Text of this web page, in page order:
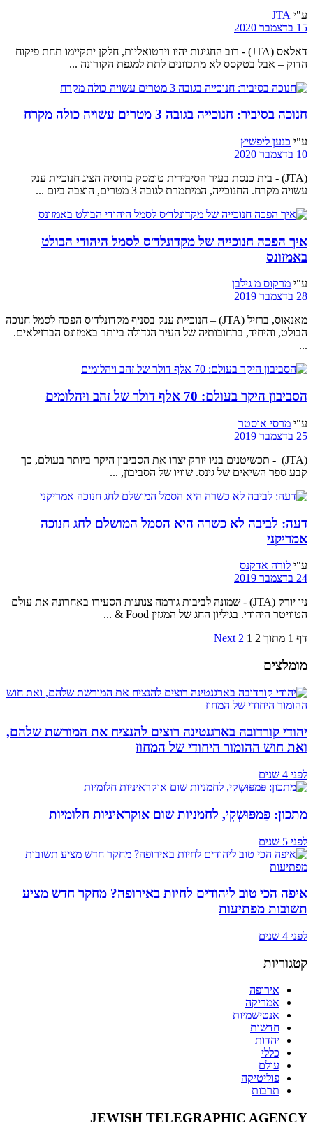
ע"י JTA
15 בדצמבר 2020
דאלאס (JTA) - רוב החגיגות יהיו וירטואליות, חלקן יתקיימו תחת פיקוח
הדוק – אבל בטקסס לא מתכוונים לתת למגפת הקורונה ...
חנוכה בסיביר: חנוכייה בגובה 3 מטרים עשויה כולה מקרח
ע"י כנען ליפשיץ
10 בדצמבר 2020
(JTA) - בית כנסת בעיר הסיבירית טומסק ברוסיה הציג חנוכיית ענק
עשויה מקרח. החנוכייה, המיתמרת לגובה 3 מטרים, הוצבה ביום ...
איך הפכה חנוכייה של מקדונלד׳ס לסמל היהודי הבולט
באמזונס
ע"י מרקוס מ גילבן
28 בדצמבר 2019
מאנאוס, ברזיל (JTA) – חנוכיית ענק בסניף מקדונלד׳ס הפכה לסמל חנוכה
הבולט, והיחיד, ברחובותיה של העיר הגדולה ביותר באמזונס הברזילאים.
...
הסביבון היקר בעולם: 70 אלף דולר של זהב ויהלומים
ע"י מרסי אוסטר
25 בדצמבר 2019
(JTA) - תכשיטנים בניו יורק יצרו את הסביבון היקר ביותר בעולם, כך
קבע ספר השיאים של גינס. שוויו של הסביבון, ...
דעה: לביבה לא כשרה היא הסמל המושלם לחג חנוכה
אמריקני
ע"י לורה אדקנס
24 בדצמבר 2019
ניו יורק (JTA) - שמונה לביבות גורמה צנועות הסעירו באחרונה את עולם
הטוויטר היהודי. בגיליון החג של המגזין Food & ...
דף 1 מתוך 2
1
2
Next
מומלצים
יהודי קורדובה בארגנטינה רוצים להנציח את המורשת שלהם,
ואת חוש ההומור היחודי של המחוז
לפני 4 שנים
מתכון: פַּמפּוּשְקִי, לחמניות שום אוקראיניות חלומיות
לפני 5 שנים
איפה הכי טוב ליהודים לחיות באירופה? מחקר חדש מציע
תשובות מפתיעות
לפני 4 שנים
קטגוריות
אירופה
אמריקה
אנטישמיות
חדשות
יהדות
כללי
עולם
פוליטיקה
תרבות
JEWISH TELEGRAPHIC AGENCY